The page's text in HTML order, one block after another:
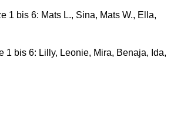
1 bis 6: Mats L., Sina, Mats W., Ella,
1 bis 6: Lilly, Leonie, Mira, Benaja, Ida,